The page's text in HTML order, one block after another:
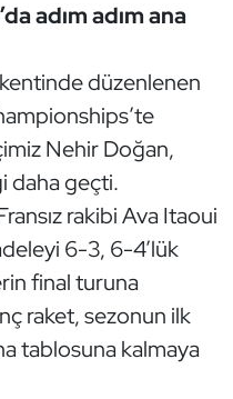
adım adım ana
düzenlenen
Nehir Doğan,
daha geçti.
rakibi Ava Itaoui
6-3, 6-4’lük
final turuna
raket, sezonun ilk
tablosuna kalmaya